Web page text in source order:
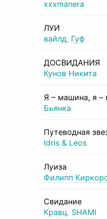
xxxmanera
ЛУИ
вайлд, Гуф
ДОСВИДАНИЯ
Кунов Никита
Я – машина, я –
Бьянка
Путеводная
Idris & Leos
Луиза
Филипп
Свидание
Кравц, SHAMI